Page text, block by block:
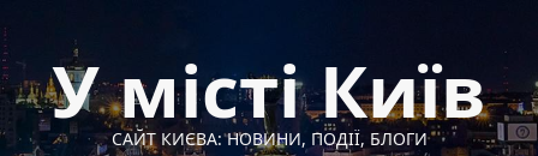
до
вмістуУ місті Київ
САЙТ КИЄВА: НОВИНИ, ПОДІЇ, БЛОГИ